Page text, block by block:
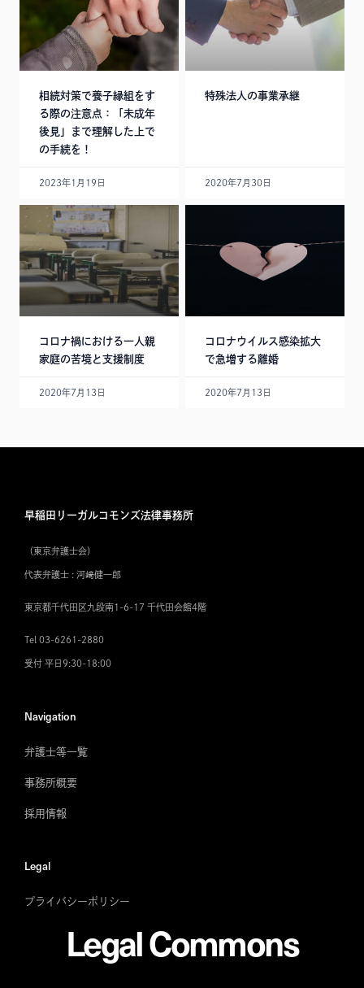
相続対策で養子縁組をす
る際の注意点：「未成年
後見」まで理解した上で
の手続を！
2023年1月19日
特殊法人の事業承継
2020年7月30日
コロナ禍における一人親
家庭の苦境と支援制度
2020年7月13日
コロナウイルス感染拡大
で急増する離婚
2020年7月13日
早稲田リーガルコモンズ法律事務所
（東京弁護士会）
代表弁護士 : 河﨑健一郎
東京都千代田区九段南1-6-17 千代田会館4階
Tel 03-6261-2880
受付 平日9:30-18:00
Navigation
弁護士等一覧
事務所概要
採用情報
Legal
プライバシーポリシー
Legal Commons